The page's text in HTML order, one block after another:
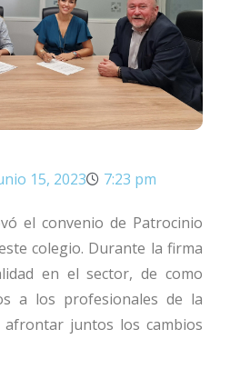
15, 2023 7:23 pm
el convenio de Patrocinio
colegio. Durante la firma
en el sector, de como
a los profesionales de la
afrontar juntos los cambios